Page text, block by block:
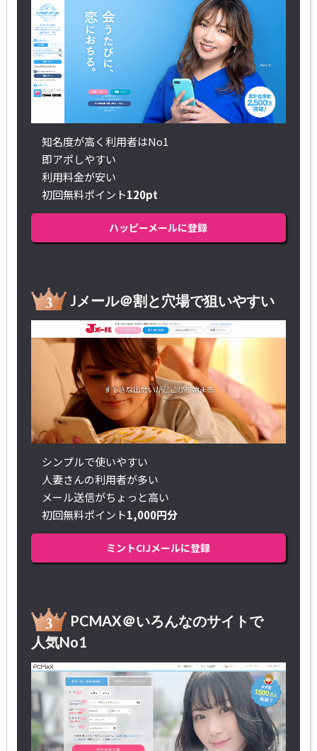
知名度が高く利用者はNo1
即アポしやすい
利用料金が安い
初回無料ポイント120pt
ハッピーメールに登録
Jメール＠割と穴場で狙いやすい
シンプルで使いやすい
人妻さんの利用者が多い
メール送信がちょっと高い
初回無料ポイント1,000円分
ミントC!Jメールに登録
PCMAX＠いろんなのサイトで
人気No1